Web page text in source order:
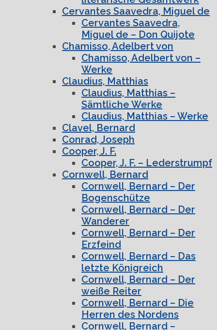
Cervantes Saavedra, Miguel de
Cervantes Saavedra,
Miguel de – Don Quijote
Chamisso, Adelbert von
Chamisso, Adelbert von –
Werke
Claudius, Matthias
Claudius, Matthias –
Sämtliche Werke
Claudius, Matthias – Werke
Clavel, Bernard
Conrad, Joseph
Cooper, J. F.
Cooper, J. F. – Lederstrumpf
Cornwell, Bernard
Cornwell, Bernard – Der
Bogenschütze
Cornwell, Bernard – Der
Wanderer
Cornwell, Bernard – Der
Erzfeind
Cornwell, Bernard – Das
letzte Königreich
Cornwell, Bernard – Der
weiße Reiter
Cornwell, Bernard – Die
Herren des Nordens
Cornwell, Bernard –